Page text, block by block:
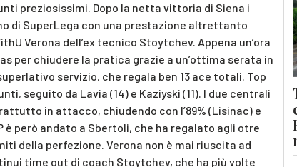
preziosissimi. Dopo la netta vittoria di Siena i
di SuperLega con una prestazione altrettanto
Verona dell’ex tecnico Stoytchev. Appena un’ora
per chiudere la pratica grazie a un’ottima serata in
servizio, che regala ben 13 ace totali. Top
seguito da Lavia (14) e Kaziyski (11). I due centrali
in attacco, chiudendo con l’89% (Lisinac) e
è però andato a Sbertoli, che ha regalato agli otre
della perfezione. Verona non è mai riuscita ad
time out di coach Stoytchev, che ha più volte